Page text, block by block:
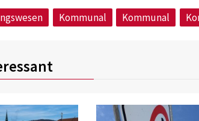
Kommunal Kommunal